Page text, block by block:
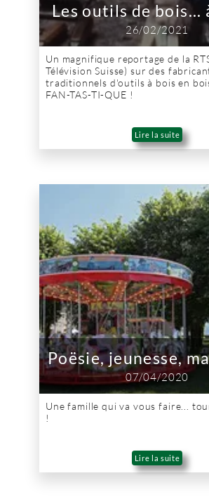
Les outils de bois...
26/02/2021
Un magnifique reportage de la
Télévision Suisse) sur des
traditionnels d'outils à bois en
FAN-TAS-TI-QUE !
Lire la suite
Poësie, jeunesse,
07/04/2020
Une famille qui va vous faire...
!
Lire la suite